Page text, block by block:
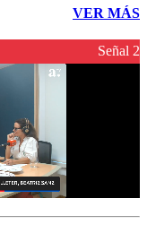
VER MÁS
Señal 2